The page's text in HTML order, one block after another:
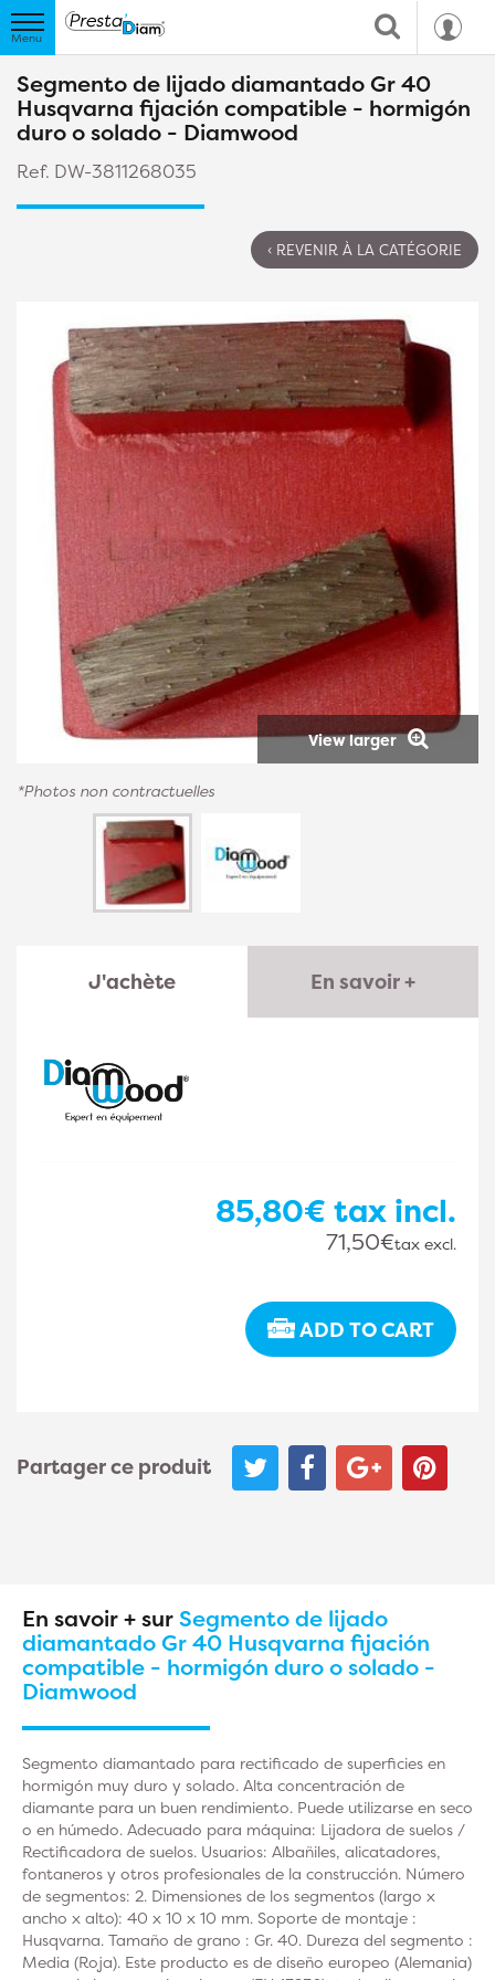
Segmento de lijado diamantado Gr 40
Husqvarna fijación compatible - hormigón
duro o solado - Diamwood
Ref. DW-3811268035
‹ REVENIR À LA CATÉGORIE
View larger
*Photos non contractuelles
J'achète En savoir +
85,80€ tax incl.
71,50€tax excl.
ADD TO CART
Partager ce produit
En savoir + surSegmento de lijado
diamantado Gr 40 Husqvarna fijación
compatible - hormigón duro o solado -
Diamwood
Segmento diamantado para rectificado de superficies en
hormigón muy duro y solado. Alta concentración de
diamante para un buen rendimiento. Puede utilizarse en seco
o en húmedo. Adecuado para máquina: Lijadora de suelos /
Rectificadora de suelos. Usuarios: Albañiles, alicatadores,
fontaneros y otros profesionales de la construcción. Número
de segmentos: 2. Dimensiones de los segmentos (largo x
ancho x alto): 40 x 10 x 10 mm. Soporte de montaje :
Husqvarna. Tamaño de grano : Gr. 40. Dureza del segmento :
Media (Roja). Este producto es de diseño europeo (Alemania)